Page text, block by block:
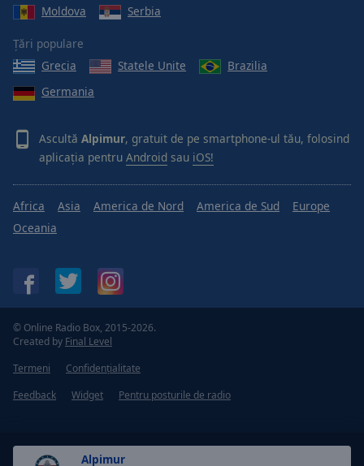
Alpimur
Moldova
Serbia
Țări populare
Grecia
Statele Unite
Brazilia
Germania
Ascultă Alpimur, gratuit de pe smartphone-ul tău, folosind
aplicația pentru Android sau iOS!
Africa Asia America de Nord America de Sud
Europe
Oceania
© Online Radio Box, 2015-2026.
Created by Final Level
Termeni
Confidențialitate
Feedback
Widget Pentru posturile de radio